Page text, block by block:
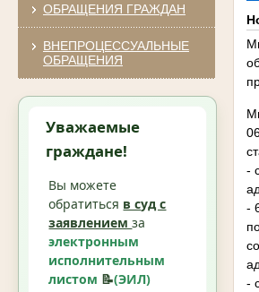
ОБРАЩЕНИЯ ГРАЖДАН
ВНЕПРОЦЕССУАЛЬНЫЕ
ОБРАЩЕНИЯ
Уважаемые
граждане!
Вы можете
обратиться в суд с
заявлениемза
электронным
исполнительным
листом 📝(ЭИЛ)
-
-
-